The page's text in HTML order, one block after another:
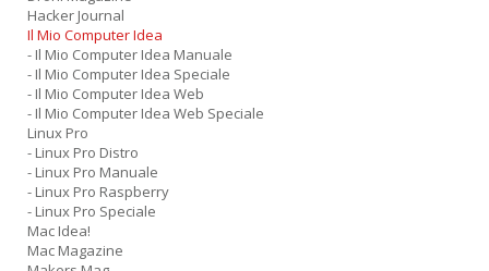
Hacker Journal
Il Mio Computer Idea
- Il Mio Computer Idea Manuale
- Il Mio Computer Idea Speciale
- Il Mio Computer Idea Web
- Il Mio Computer Idea Web Speciale
Linux Pro
- Linux Pro Distro
- Linux Pro Manuale
- Linux Pro Raspberry
- Linux Pro Speciale
Mac Idea!
Mac Magazine